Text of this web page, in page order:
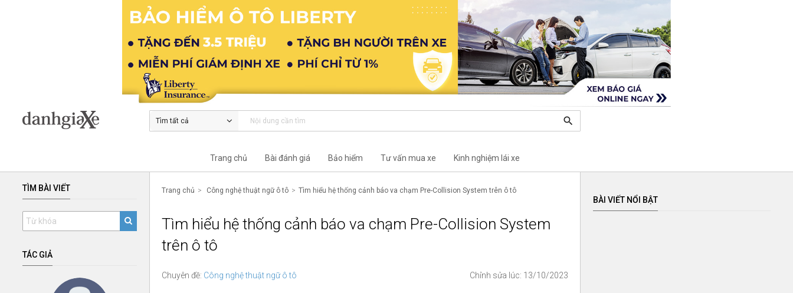
Tìm tất cả search
Trang chủ Bài đánh giá Bảo hiểm Tư vấn mua xe Kinh nghiệm lái xe
TÌM BÀI VIẾT
TÁC GIẢ
Trang chủ Công nghệ thuật ngữ ô tô Tìm hiểu hệ thống cảnh báo va chạm Pre-Collision System trên ô tô
Tìm hiểu hệ thống cảnh báo va chạm Pre-Collision System
trên ô tô
Chuyên đề: Công nghệ thuật ngữ ô tô Chỉnh sửa lúc: 13/10/2023
BÀI VIẾT NỔI BẬT